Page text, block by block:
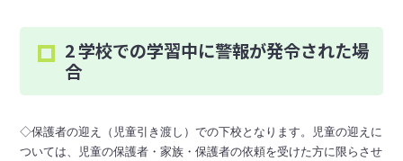
2 学校での学習中に警報が発令された場
合
◇保護者の迎え（児童引き渡し）での下校となります。児童の迎えに
ついては、児童の保護者・家族・保護者の依頼を受けた方に限らさせ